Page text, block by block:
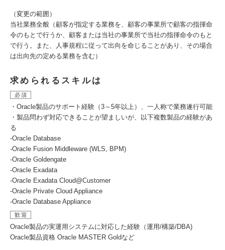
（変更の範囲）
当社業務全般（顧客が指定する業務を、顧客の事業所で顧客の指揮命
令のもとで行うか、顧客または当社の事業所で当社の指揮命令のもと
で行う。また、人事規程に従って出向を命じることがあり、その場合
は出向先の定める業務を含む）
求められるスキルは
必須
・Oracle製品のサポート経験（3～5年以上）、一人称で業務遂行可能
・製品問わず対応できることが望ましいが、以下複数製品の経験があ
る
-Oracle Database
-Oracle Fusion Middleware (WLS, BPM)
-Oracle Goldengate
-Oracle Exadata
-Oracle Exadata Cloud@Customer
-Oracle Private Cloud Appliance
-Oracle Database Appliance
歓迎
Oracle製品の実運用システムに対応した経験（運用/構築/DBA)
Oracle製品資格 Oracle MASTER Goldなど